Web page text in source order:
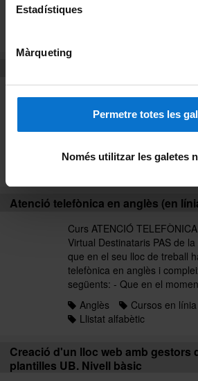
Estadístiques
Màrqueting
Permetre totes les
Només utilitzar les galetes
Virtual Destinataris PAS de
que en el seu lloc de treball
telefònica en anglès i
següents: - Que en el
Atenció telefònica en anglès (en
Curs ATENCIÓ
Virtual Destinataris PAS de
que en el seu lloc de treball
telefònica en anglès i
següents: - Que en el
Anglès
Cursos en línia
Llistat alfabètic
Creació d'un lloc web amb gestors
plantilles UB. Nivell bàsic